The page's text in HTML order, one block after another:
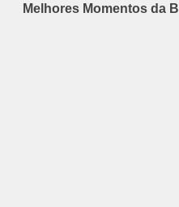
Melhores Momentos da